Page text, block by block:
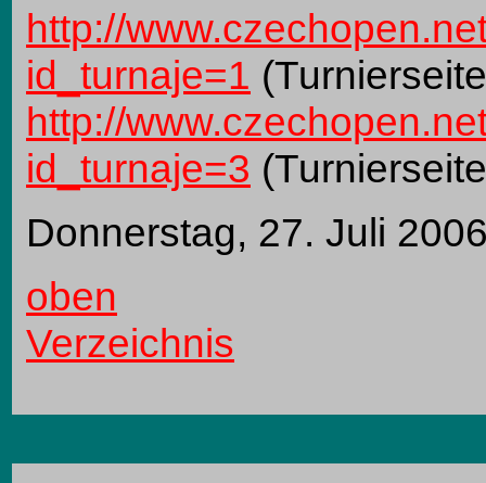
http://
id_turnaje=1
http://
id_turnaje=3
Donnerstag, 27. Juli
oben
Verzeichnis